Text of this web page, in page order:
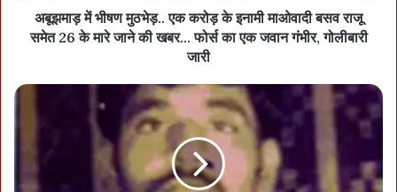
अबूझमाड़ में भीषण मुठभेड़.. एक करोड़ के इनामी माओवादी बसव राजू
समेत 26 के मारे जाने की खबर… फोर्स का एक जवान गंभीर, गोलीबारी
जारी